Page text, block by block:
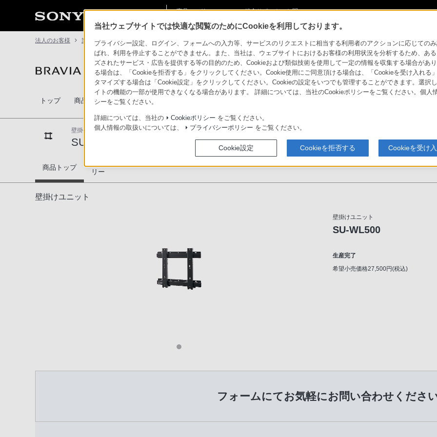
商品・ソリューショ
ン情報
総合サポート・お問
法人のお客様 業務用ディスプレイ・テレビ[法人向け] ブラビア SU-WL500
業務用ディスプレイ・テレビ[法人向け] ブラビア
トップ 商品一覧 関連商品
法人向けブラビアの特
長
用途・利用シーンで選
壁掛けユニット
SU-WL500 DISCONTINUED 生産完了
SU-WL500
商品トップ
リー
壁掛けユニット
壁掛けユニット
SU-WL500
生産完了
希望小売価格27,500円(税込)
フォームにてお気軽にお問い合わせくださ
当社ウェブサイトでは快適な閲覧のためにCookieを利用しております。
プライバシー設定、ログイン、フォームへの入力等、サービスのリクエストに相当する利用者のアクションに応じての
ばれ、利用を停止することができません。また、当社は、ウェブサイトにおけるお客様の利用状況を分析するため、あ
ズされたサービス・広告を提供する等の目的のため、Cookieおよび類似技術を使用して一定の情報を収集する場合があ
る場合は、「Cookieを拒否する」をクリックしてください。Cookie使用にご同意頂ける場合は、「Cookieを受け入れる
タマイズする場合は「Cookie設定」をクリックしてください。Cookieの設定をいつでも管理することができます。選択
イトの機能の一部が使用できなくなる場合があります。 詳細については、当社のCookieポリシーをご覧ください。個人
シーをご覧ください。
詳細については、当社の Cookieポリシー をご覧ください。
個人情報の取扱いについては、
プライバシーポリシー をご覧ください。
Cookie設定 Cookieを拒否する Cookieを受け